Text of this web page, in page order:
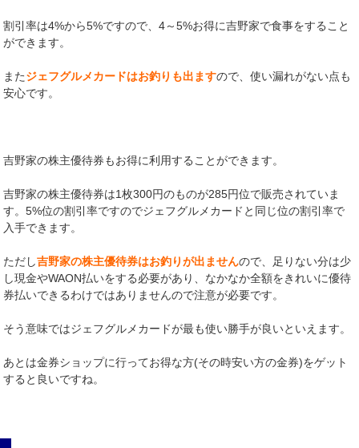
割引率は4%から5%ですので、4～5%お得に吉野家で食事をすること
ができます。
またジェフグルメカードはお釣りも出ますので、使い漏れがない点も
安心です。
吉野家の株主優待券もお得に利用することができます。
吉野家の株主優待券は1枚300円のものが285円位で販売されていま
す。5%位の割引率ですのでジェフグルメカードと同じ位の割引率で
入手できます。
ただし吉野家の株主優待券はお釣りが出ませんので、足りない分は少
し現金やWAON払いをする必要があり、なかなか全額をきれいに優待
券払いできるわけではありませんので注意が必要です。
そう意味ではジェフグルメカードが最も使い勝手が良いといえます。
あとは金券ショップに行ってお得な方(その時安い方の金券)をゲット
すると良いですね。